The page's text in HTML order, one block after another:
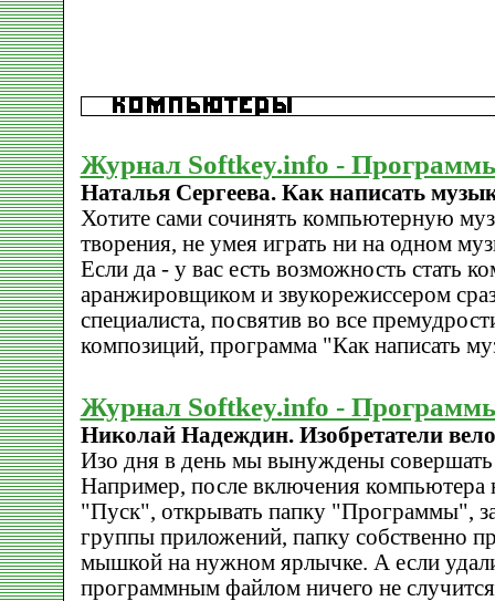
Журнал Softkey.info -
Наталья Сергеева. Как написать
Хотите сами сочинять компьютерную
творения, не умея играть ни на одном
Если да - у вас есть возможность стать
аранжировщиком и звукорежиссером
специалиста, посвятив во все
композиций, программа "Как написать
Журнал Softkey.info -
Николай Надеждин. Изобретатели
Изо дня в день мы вынуждены
Например, после включения компьютера
"Пуск", открывать папку "Программы",
группы приложений, папку собственно
мышкой на нужном ярлычке. А если
программным файлом ничего не